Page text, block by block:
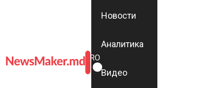
ROMÂNĂ
RU
Новости
Аналитика
Видео